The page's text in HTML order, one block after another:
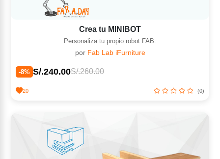
Crea tu MINIBOT
Personaliza tu propio robot FAB.
por Fab Lab iFurniture
-8% S/.240.00S/.260.00
20 (0)